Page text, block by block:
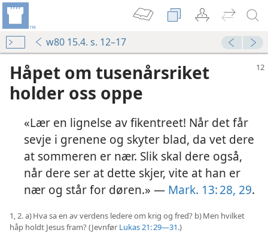
w80 15.4. s. 12–17
Håpet om tusenårsriket
holder oss oppe
«Lær en lignelse av fikentreet! Når det får
sevje i grenene og skyter blad, da vet dere
at sommeren er nær. Slik skal dere også,
når dere ser at dette skjer, vite at han er
nær og står for døren.» — Mark. 13: 28, 29.
1, 2. a) Hva sa en av verdens ledere om krig og fred? b) Men hvilket
håp holdt Jesus fram? (Jevnfør Lukas 21: 29—31.)